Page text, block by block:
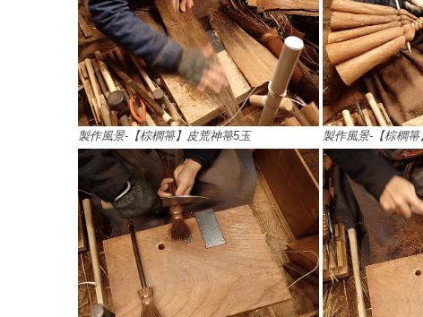
製作風景-【棕櫚箒】皮荒神箒5玉 製作風景-【棕櫚